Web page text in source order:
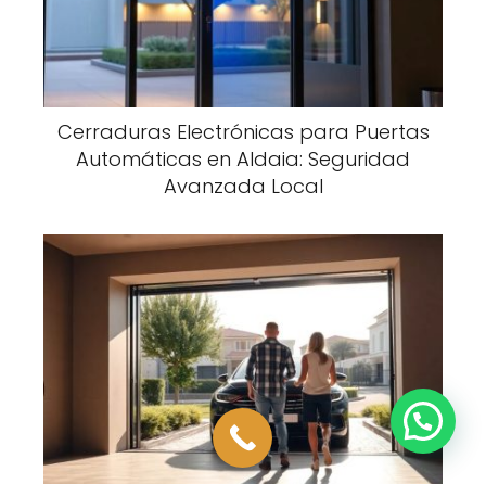
Cerraduras Electrónicas para Puertas
Automáticas en Aldaia: Seguridad
Avanzada Local